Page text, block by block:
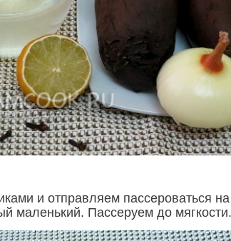
и отправляем пассероваться на
маленький. Пассеруем до мягкости.